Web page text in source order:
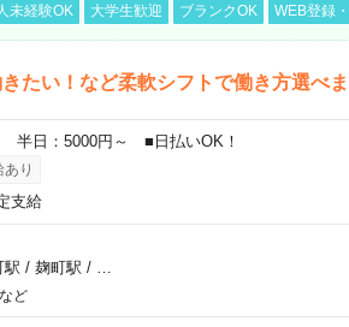
未経験OK 大学生歓迎 ブランクOK WEB登録
たい！など柔軟シフトで働き方選べ
半日：5000円～ ■日払いOK！
り
支給
駅 / 麹町駅 /
ど